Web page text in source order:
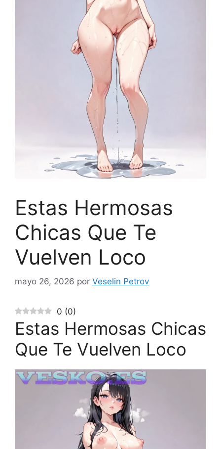
Estas Hermosas
Chicas Que Te
Vuelven Loco
mayo 26, 2026 por Veselin Petrov
0 (0)
Estas Hermosas Chicas
Que Te Vuelven Loco